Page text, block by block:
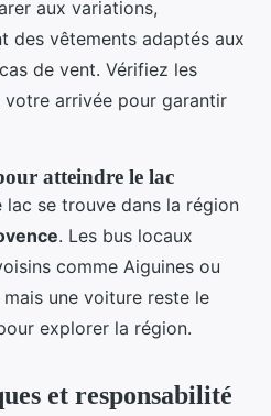
aux variations,
des vêtements adaptés aux
de vent. Vérifiez les
arrivée pour garantir
atteindre le lac
se trouve dans la région
. Les bus locaux
comme Aiguines ou
une voiture reste le
explorer la région.
et responsabilité